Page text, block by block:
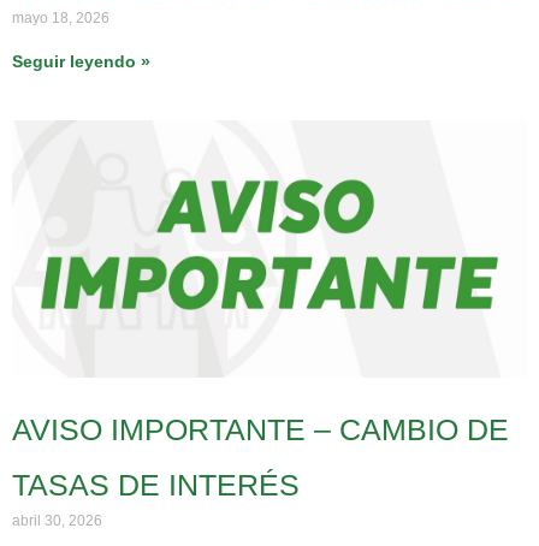
mayo 18, 2026
Seguir leyendo »
AVISO IMPORTANTE – CAMBIO DE
TASAS DE INTERÉS
abril 30, 2026